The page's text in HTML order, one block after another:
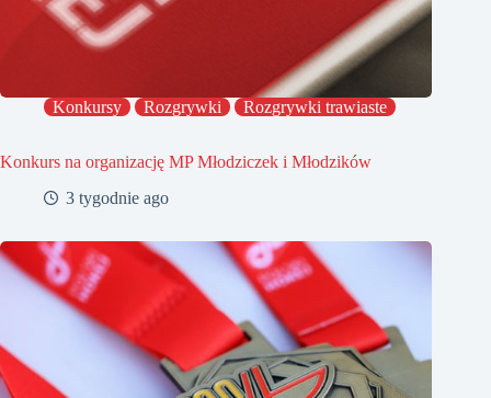
Konkursy Rozgrywki Rozgrywki trawiaste
Konkurs na organizację MP Młodziczek i Młodzików
3 tygodnie ago